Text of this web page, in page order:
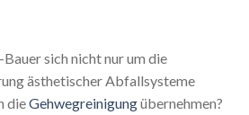
sich nicht nur um die
ästhetischer Abfallsysteme
dieGehwegreinigungübernehmen?